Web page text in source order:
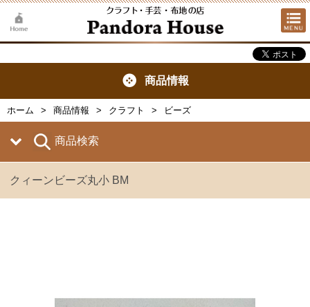
商品情報
ホーム 商品情報 クラフト ビーズ
商品検索
クィーンビーズ丸小 BM